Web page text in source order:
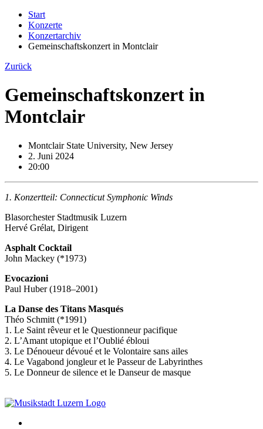
Start
Konzerte
Konzertarchiv
Gemeinschaftskonzert in Montclair
Zurück
Gemeinschaftskonzert in
Montclair
Montclair State University, New Jersey
2. Juni 2024
20:00
1. Konzertteil: Connecticut Symphonic Winds
Blasorchester Stadtmusik Luzern
Hervé Grélat, Dirigent
Asphalt Cocktail
John Mackey (*1973)
Evocazioni
Paul Huber (1918–2001)
La Danse des Titans Masqués
Théo Schmitt (*1991)
1. Le Saint rêveur et le Questionneur pacifique
2. L’Amant utopique et l’Oublié ébloui
3. Le Dénoueur dévoué et le Volontaire sans ailes
4. Le Vagabond jongleur et le Passeur de Labyrinthes
5. Le Donneur de silence et le Danseur de masque